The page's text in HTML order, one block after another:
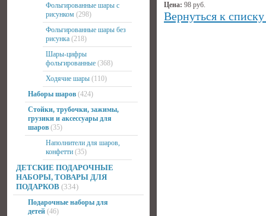
Фольгированные шары с
рисунком (298)
Фольгированные шары без
рисунка (218)
Шары-цифры
фольгированные (368)
Ходячие шары (110)
Наборы шаров (424)
Стойки, трубочки, зажимы,
грузики и аксессуары для
шаров (35)
Наполнители для шаров,
конфетти (35)
ДЕТСКИЕ ПОДАРОЧНЫЕ
НАБОРЫ, ТОВАРЫ ДЛЯ
ПОДАРКОВ (334)
Подарочные наборы для
детей (46)
Цена: 98 руб.
Вернуться к списку